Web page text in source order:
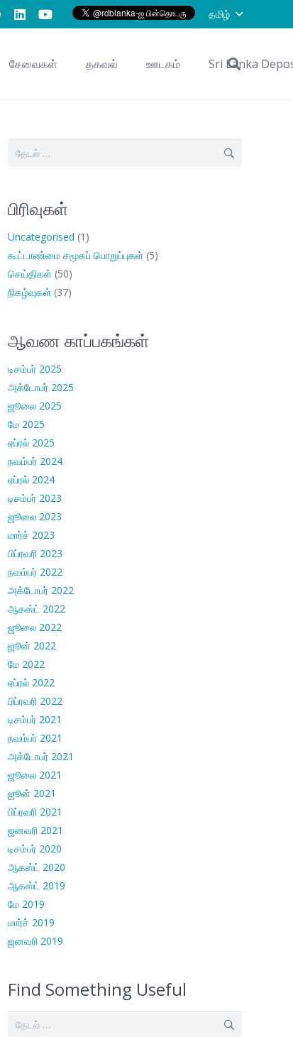
தமிழ்
சேவைகள் தகவல் ஊடகம் Sri Lanka
இதற்காகத்
பிரிவுகள்
Uncategorised (1)
கூட்டாண்மை சமூகப் பொறுப்புகள்(5)
செய்திகள்(50)
நிகழ்வுகள்(37)
ஆவண காப்பகங்கள்
டிசம்பர் 2025
அக்டோபர் 2025
ஜூலை 2025
மே 2025
ஏப்ரல் 2025
நவம்பர் 2024
ஏப்ரல் 2024
டிசம்பர் 2023
ஜூலை 2023
மார்ச் 2023
பிப்ரவரி 2023
நவம்பர் 2022
அக்டோபர் 2022
ஆகஸ்ட் 2022
ஜூலை 2022
ஜூன் 2022
மே 2022
ஏப்ரல் 2022
பிப்ரவரி 2022
டிசம்பர் 2021
நவம்பர் 2021
அக்டோபர் 2021
ஜூலை 2021
ஜூன் 2021
பிப்ரவரி 2021
ஜனவரி 2021
டிசம்பர் 2020
ஆகஸ்ட் 2020
ஆகஸ்ட் 2019
மே 2019
மார்ச் 2019
ஜனவரி 2019
Find Something Useful
இதற்காகத்